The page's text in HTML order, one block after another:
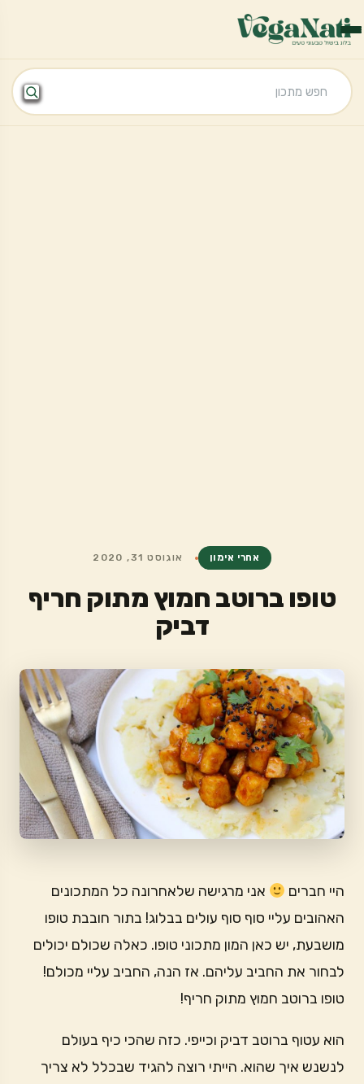
אחרי אימון אוגוסט 31, 2020
טופו ברוטב חמוץ מתוק חריף
דביק
היי חברים
אני מרגישה שלאחרונה כל המתכונים
האהובים עליי סוף סוף עולים בבלוג! בתור חובבת טופו
מושבעת, יש כאן המון מתכוני טופו. כאלה שכולם יכולים
לבחור את החביב עליהם. אז הנה, החביב עליי מכולם!
טופו ברוטב חמוץ מתוק חריף!
הוא עטוף ברוטב דביק וכייפי. כזה שהכי כיף בעולם
לנשנש איך שהוא. הייתי רוצה להגיד שבכלל לא צריך